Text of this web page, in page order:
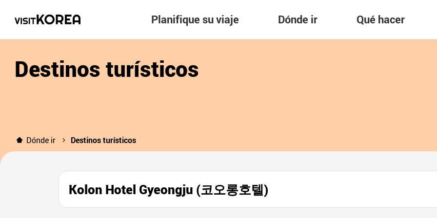
Planifique su viaje Dónde ir Qué hacer
Destinos turísticos
Dónde ir Destinos turísticos
Kolon Hotel Gyeongju (코오롱호텔)